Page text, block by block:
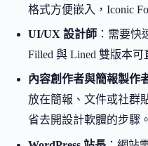
格式方便嵌入，Iconic
UI/UX 設計師 ：需要快
Filled 與 Lined 雙版本
內容創作者與簡報製作
放在簡報、文件或社群
省去開設計軟體的步驟。